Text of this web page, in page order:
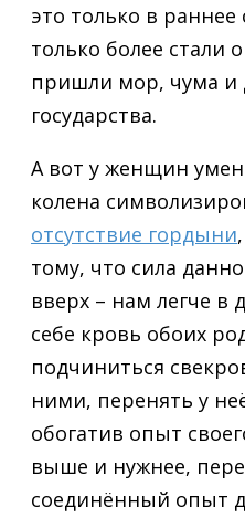
это только в раннее
только более стали
пришли мор, чума и
государства.
А вот у женщин
колена
отсутствие гордыни
тому, что сила
вверх – нам легче в
себе кровь обоих
подчиниться
ними, перенять у
обогатив опыт
выше и нужнее,
соединённый опыт